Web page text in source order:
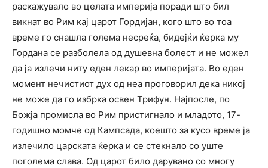
раскажувало во целата империја поради што бил
викнат во Рим кај царот Гордијан, кого што во тоа
време го снашла голема несреќа, бидејќи ќерка му
Гордана се разболела од душевна болест и не можел
да ја излечи ниту еден лекар во империјата. Во еден
момент нечистиот дух од неа проговорил дека никој
не може да го избрка освен Трифун. Најпосле, по
Божја промисла во Рим пристигнало и младото, 17-
годишно момче од Кампсада, коешто за кусо време ја
излечило царската ќерка и се стекнало со уште
поголема слава. Од царот било дарувано со многу